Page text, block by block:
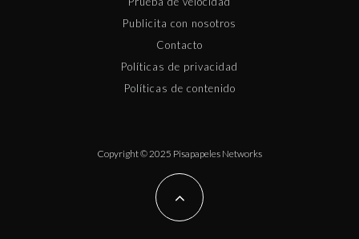
Publicita con nosotros
Contacto
Políticas de privacidad
Políticas de contenido
Copyright © 2025 Pisapapeles Networks